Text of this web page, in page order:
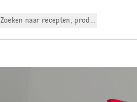
Zoeken naar recepten, producten, enz.